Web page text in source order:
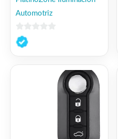
Automotriz
0
de